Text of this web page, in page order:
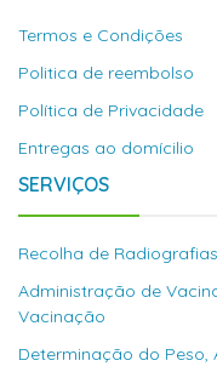
Termos e Condições
Politica de reembolso
Política de Privacidade
Entregas ao domícilio
SERVIÇOS
Recolha de Radiografias
Administração de
Vacinação
Determinação do Peso,